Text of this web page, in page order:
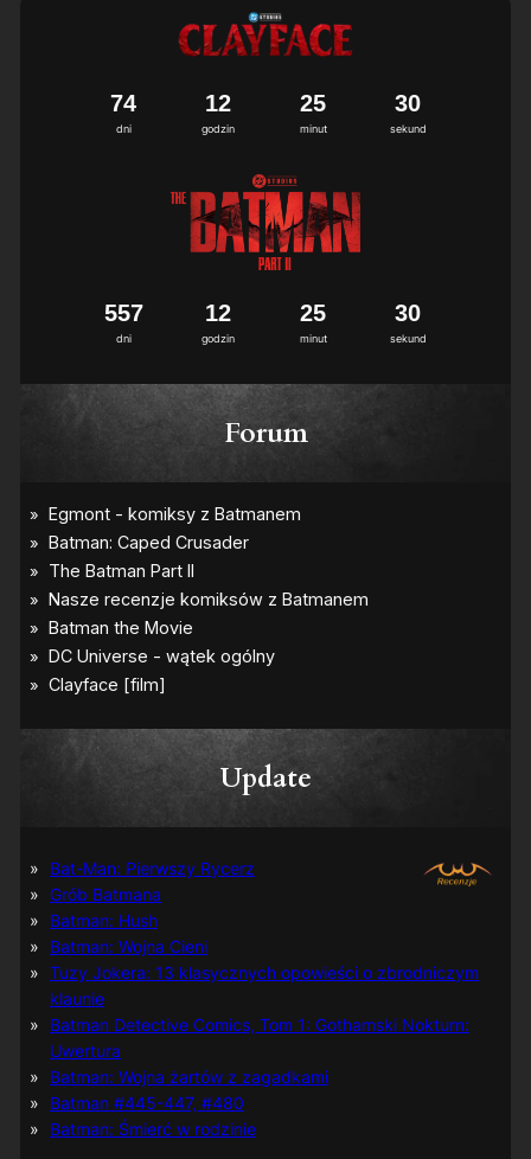
dni
74
godzin
12
minut
25
sekund
30
dni
557
godzin
12
minut
25
sekund
30
Forum
Update
Bat-Man: Pierwszy Rycerz
Grób Batmana
Batman: Hush
Batman: Wojna Cieni
Tuzy Jokera: 13 klasycznych opowieści o zbrodniczym
klaunie
Batman Detective Comics, Tom 1: Gothamski Nokturn:
Uwertura
Batman: Wojna żartów z zagadkami
Batman #445-447, #480
Batman: Śmierć w rodzinie